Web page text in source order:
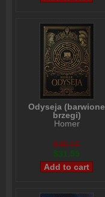
Odyseja (barwione
brzegi)
Homer
$40,10
$31,55